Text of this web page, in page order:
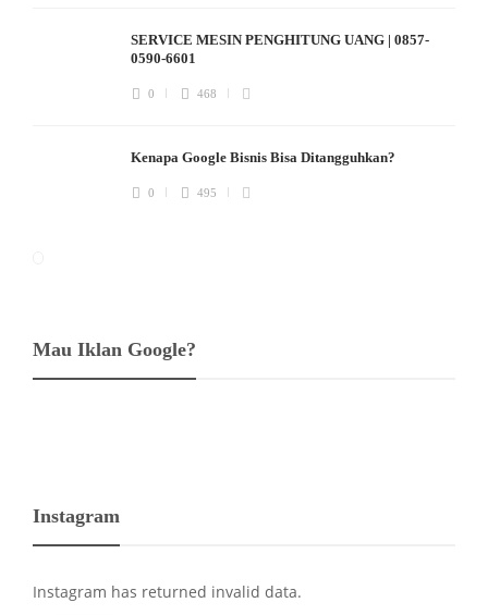
SERVICE MESIN PENGHITUNG UANG | 0857-
0590-6601
0 468
Kenapa Google Bisnis Bisa Ditangguhkan?
0 495
Mau Iklan Google?
Instagram
Instagram has returned invalid data.